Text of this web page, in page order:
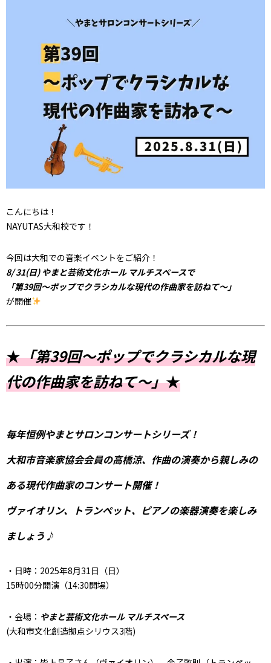
こんにちは！
NAYUTAS大和校です！
今回は大和での音楽イベントをご紹介！
8/ 31(日) やまと芸術文化ホール マルチスペースで
「第39回～ポップでクラシカルな現代の作曲家を訪ねて～」
が開催
★「第39回～ポップでクラシカルな現
代の作曲家を訪ねて～」★
毎年恒例やまとサロンコンサートシリーズ！
大和市音楽家協会会員の高橋涼、作曲の演奏から親しみの
ある現代作曲家のコンサート開催！
ヴァイオリン、トランペット、ピアノの楽器演奏を楽しみ
ましょう♪
・日時：2025年8月31日（日）
15時00分開演（14:30開場）
・会場： やまと芸術文化ホール マルチスペース
(大和市文化創造拠点シリウス3階)